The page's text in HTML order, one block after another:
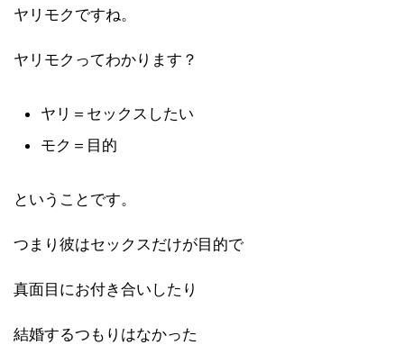
ヤリモクですね。
ヤリモクってわかります？
ヤリ＝セックスしたい
モク＝目的
ということです。
つまり彼はセックスだけが目的で
真面目にお付き合いしたり
結婚するつもりはなかった